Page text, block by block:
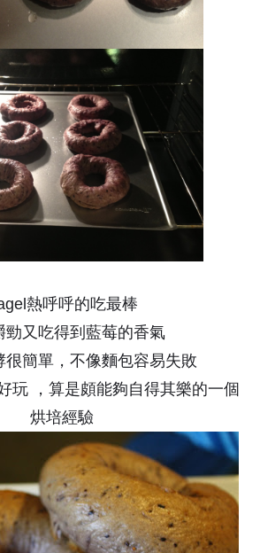
熱呼呼的吃最棒
勁又吃得到藍莓的香氣
很簡單，不像麵包容易失敗
玩 ，算是頗能夠自得其樂的一個
烘培經驗